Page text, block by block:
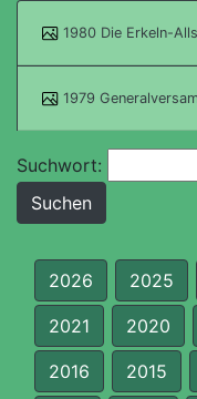
1980 Die Erkeln-
1979
Suchwort:
2026 2025
2021 2020
2016 2015